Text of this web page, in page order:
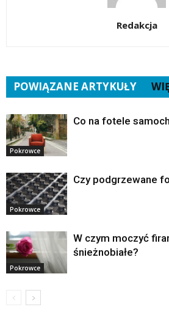
Redakcja
POWIĄZANE ARTYKUŁY
Pokrowce
Co na fotele
Pokrowce
Czy podgrzewane
Pokrowce
W czym moczyć
śnieżnobiałe?